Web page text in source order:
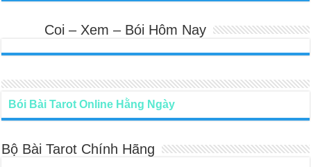
Coi – Xem – Bói Hôm Nay
Bói Bài Tarot Online Hằng Ngày
Bộ Bài Tarot Chính Hãng